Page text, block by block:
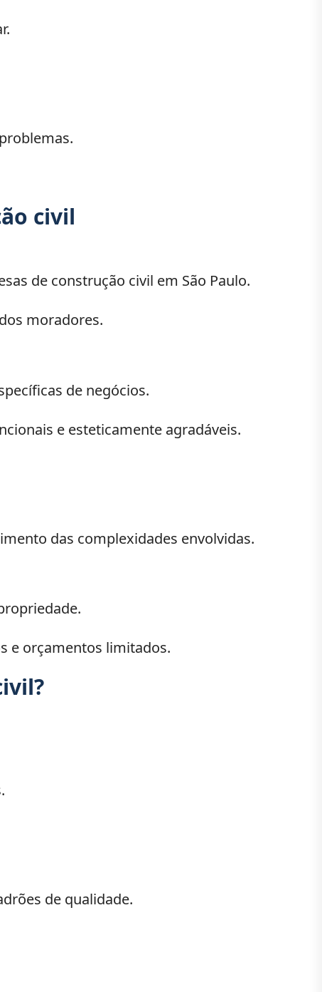
civil
de construção civil em São Paulo.
moradores.
de negócios.
e esteticamente agradáveis.
das complexidades envolvidas.
e orçamentos limitados.
de qualidade.